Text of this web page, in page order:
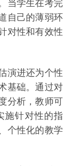
当学生在考完
自己的薄弱环
对性和有效性
演进还为个性
基础。通过对
分析，教师可
施针对性的指
个性化的教学